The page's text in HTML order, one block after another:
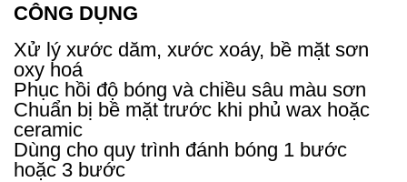
CÔNG DỤNG
Xử lý xước dăm, xước xoáy, bề mặt sơn
oxy hoá
Phục hồi độ bóng và chiều sâu màu sơn
Chuẩn bị bề mặt trước khi phủ wax hoặc
ceramic
Dùng cho quy trình đánh bóng 1 bước
hoặc 3 bước